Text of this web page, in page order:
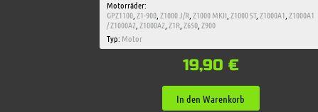
Motorräder:
GPZ1100 ,Z1-900 ,Z1000 J/R ,Z1000 MKII ,Z1000 ST,Z1000A1 ,Z1000A1
/ Z1000A2 ,Z1000A2 ,Z1R ,Z650 ,Z900
Typ: Motor
19,90 €
In den Warenkorb